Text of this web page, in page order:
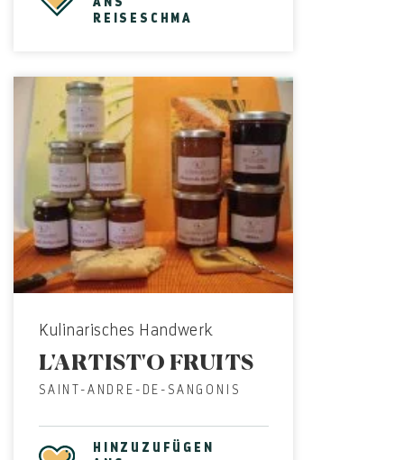
REISESCHMA
Kulinarisches Handwerk
L'ARTIST'O FRUITS
SAINT-ANDRE-DE-SANGONIS
HINZUZUFÜGEN